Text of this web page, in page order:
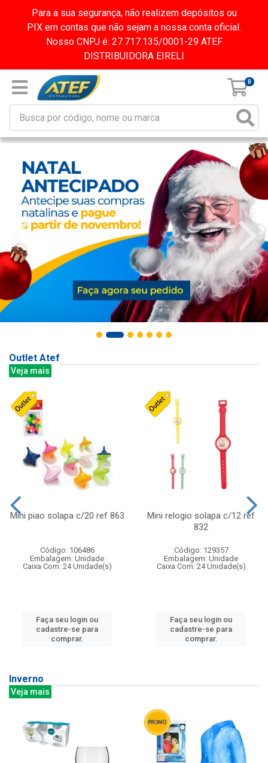
Para a sua segurança, não realizem depósitos ou
PIX em contas que não sejam a nossa conta oficial.
Nosso CNPJ é: 27.717.135/0001-29 ATEF
DISTRIBUIDORA EIRELI
0
Outlet Atef
Veja mais
Mini piao solapa c/20 ref 863
Código: 106486
Embalagem: Unidade
Caixa Com: 24 Unidade(s)
Faça seu login ou
cadastre-se para
comprar.
Mini relogio solapa c/12 ref
832
Código: 129357
Embalagem: Unidade
Caixa Com: 24 Unidade(s)
Faça seu login ou
cadastre-se para
comprar.
Inverno
Veja mais